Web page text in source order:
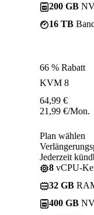
200 GB
16 TB
66 % Rabatt
KVM 8
64,99 €
21,99 €/Mon.
Plan wählen
Jederzeit
8 vCPU-
32 GB
400 GB